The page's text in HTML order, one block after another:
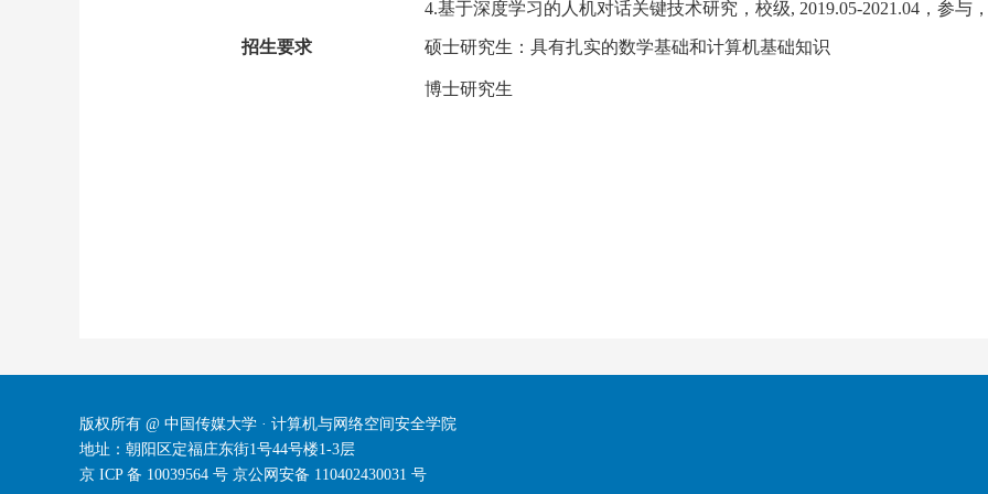
4.基于深度学习的人机对话关键技术研究 ， 校级, 2019.05-2021.04，参与
招生要求 硕士研究生： 具有扎实的数学基础和计算机基础知识
博士研究生
版权所有 @ 中国传媒大学 · 计算机与网络空间安全学院
地址：朝阳区定福庄东街1号44号楼1-3层
京 ICP 备 10039564 号 京公网安备 110402430031 号